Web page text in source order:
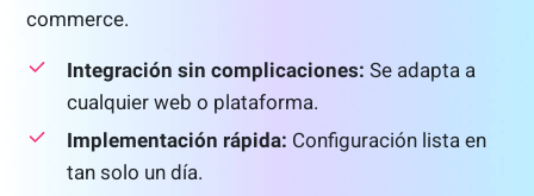
commerce.
Integración sin complicaciones: Se adapta a
cualquier web o plataforma.
Implementación rápida: Configuración lista en
tan solo un día.